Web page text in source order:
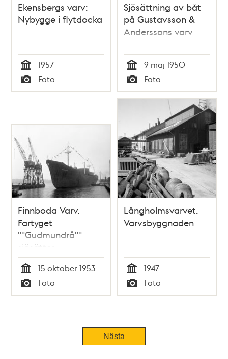
Ekensbergs varv:
Nybygge i flytdocka
Tid
1957
Typ
Foto
Sjösättning av båt
på Gustavsson &
Anderssons varv
Tid
9 maj 1950
Typ
Foto
Finnboda Varv.
Fartyget
""Gudmundrå""
sjösättes
Tid
15 oktober 1953
Typ
Foto
Långholmsvarvet.
Varvsbyggnaden
Tid
1947
Typ
Foto
Nästa